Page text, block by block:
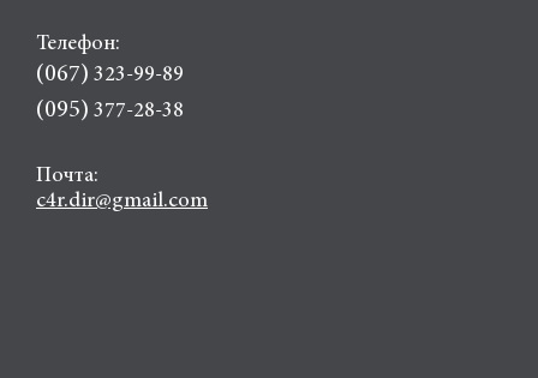
Телефон:
(067) 323-99-89
(095) 377-28-38
Почта:
c4r.dir@gmail.com